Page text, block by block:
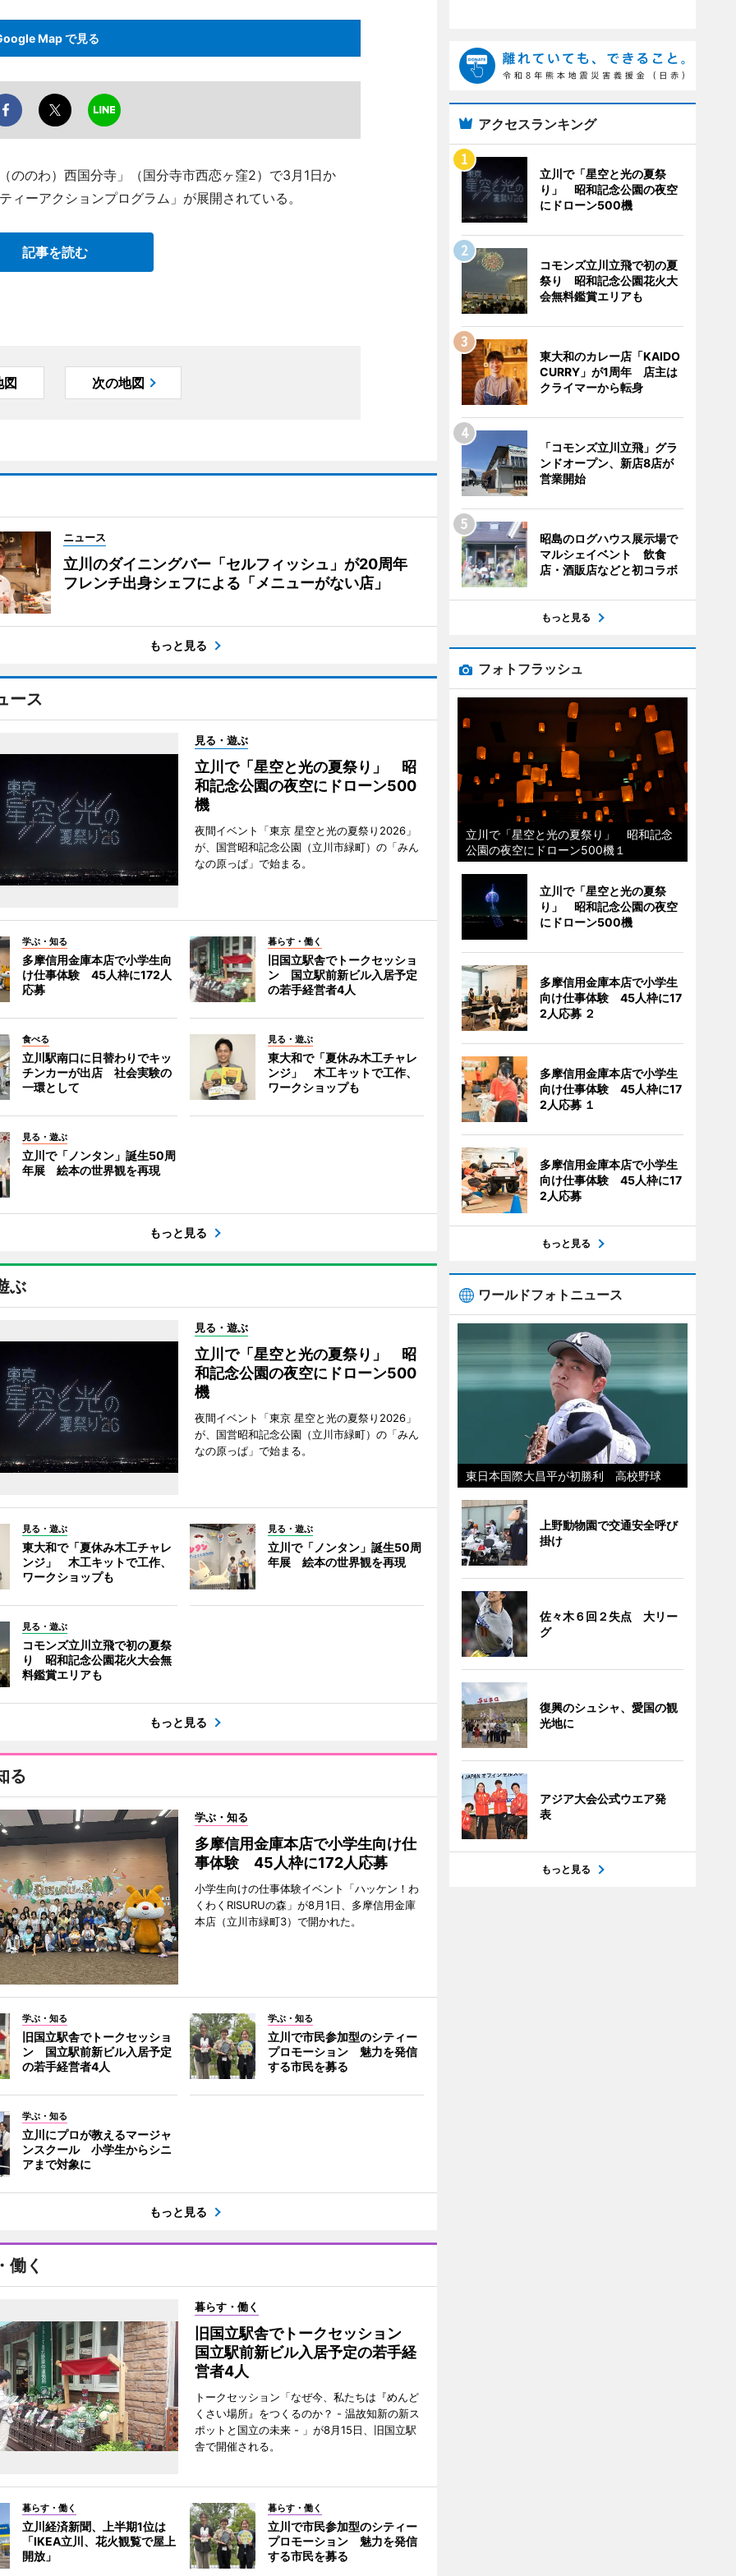
Map で見る
ののわ）西国分寺」（国分寺市西恋ヶ窪2）で3月1日か
ーアクションプログラム」が展開されている。
記事を読む
図 次の地図
ニュース
立川のダイニングバー「セルフィッシュ」が20周年
フレンチ出身シェフによる「メニューがない店」
もっと見る
ース
見る・遊ぶ
立川で「星空と光の夏祭り」 昭
和記念公園の夜空にドローン500
機
夜間イベント「東京 星空と光の夏祭り2026」
が、国営昭和記念公園（立川市緑町）の「みん
なの原っぱ」で始まる。
学ぶ・知る
多摩信用金庫本店で小学生向
け仕事体験 45人枠に172人
応募
暮らす・働く
旧国立駅舎でトークセッショ
ン 国立駅前新ビル入居予定
の若手経営者4人
食べる
立川駅南口に日替わりでキッ
チンカーが出店 社会実験の
一環として
見る・遊ぶ
東大和で「夏休み木工チャレ
ンジ」 木工キットで工作、
ワークショップも
見る・遊ぶ
立川で「ノンタン」誕生50周
年展 絵本の世界観を再現
もっと見る
ぶ
見る・遊ぶ
立川で「星空と光の夏祭り」 昭
和記念公園の夜空にドローン500
機
夜間イベント「東京 星空と光の夏祭り2026」
が、国営昭和記念公園（立川市緑町）の「みん
なの原っぱ」で始まる。
見る・遊ぶ
東大和で「夏休み木工チャレ
ンジ」 木工キットで工作、
ワークショップも
見る・遊ぶ
立川で「ノンタン」誕生50周
年展 絵本の世界観を再現
見る・遊ぶ
コモンズ立川立飛で初の夏祭
り 昭和記念公園花火大会無
料鑑賞エリアも
もっと見る
る
学ぶ・知る
多摩信用金庫本店で小学生向け仕
事体験 45人枠に172人応募
小学生向けの仕事体験イベント「ハッケン！わ
くわくRISURUの森」が8月1日、多摩信用金庫
本店（立川市緑町3）で開かれた。
学ぶ・知る
旧国立駅舎でトークセッショ
ン 国立駅前新ビル入居予定
の若手経営者4人
学ぶ・知る
立川で市民参加型のシティー
プロモーション 魅力を発信
する市民を募る
学ぶ・知る
立川にプロが教えるマージャ
ンスクール 小学生からシニ
アまで対象に
もっと見る
働く
暮らす・働く
旧国立駅舎でトークセッション
国立駅前新ビル入居予定の若手経
営者4人
トークセッション「なぜ今、私たちは『めんど
くさい場所』をつくるのか？ - 温故知新の新ス
ポットと国立の未来 - 」が8月15日、旧国立駅
舎で開催される。
暮らす・働く
立川経済新聞、上半期1位は
「IKEA立川、花火観覧で屋上
開放」
暮らす・働く
立川で市民参加型のシティー
プロモーション 魅力を発信
する市民を募る
アクセスランキング
立川で「星空と光の夏祭
り」 昭和記念公園の夜空
にドローン500機
コモンズ立川立飛で初の夏
祭り 昭和記念公園花火大
会無料鑑賞エリアも
東大和のカレー店「KAIDO
CURRY」が1周年 店主は
クライマーから転身
「コモンズ立川立飛」グラ
ンドオープン、新店8店が
営業開始
昭島のログハウス展示場で
マルシェイベント 飲食
店・酒販店などと初コラボ
もっと見る
フォトフラッシュ
立川で「星空と光の夏祭り」 昭和記念
公園の夜空にドローン500機１
立川で「星空と光の夏祭
り」 昭和記念公園の夜空
にドローン500機
多摩信用金庫本店で小学生
向け仕事体験 45人枠に17
2人応募 ２
多摩信用金庫本店で小学生
向け仕事体験 45人枠に17
2人応募 １
多摩信用金庫本店で小学生
向け仕事体験 45人枠に17
2人応募
もっと見る
ワールドフォトニュース
東日本国際大昌平が初勝利 高校野球
上野動物園で交通安全呼び
掛け
佐々木６回２失点 大リー
グ
復興のシュシャ、愛国の観
光地に
アジア大会公式ウエア発
表
もっと見る